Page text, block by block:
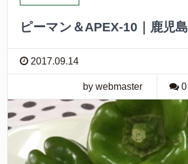
ピーマン＆APEX-10｜鹿児島
2017.09.14
by webmaster 0